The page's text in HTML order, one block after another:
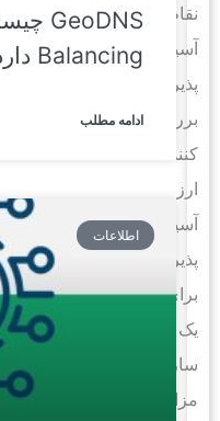
نقاط
آسیب
پذیر،
بررسی
کنند.
ارزیابی
آسیب
پذیری
برای
سازمان
مزایای
Balancing دارد؟
ادامه مطلب
اطلاعات